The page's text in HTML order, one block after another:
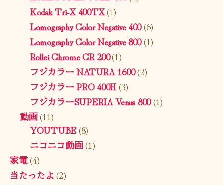
Kodak Tri-X 400TX(1)
Lomography Color Negative 400(6)
Lomography Color Negative 800(1)
Rollei Chrome CR 200(1)
フジカラー NATURA 1600(2)
フジカラー PRO 400H(3)
フジカラーSUPERIA Venus 800(1)
動画(11)
YOUTUBE(8)
ニコニコ動画(1)
家電(4)
当たったよ(2)